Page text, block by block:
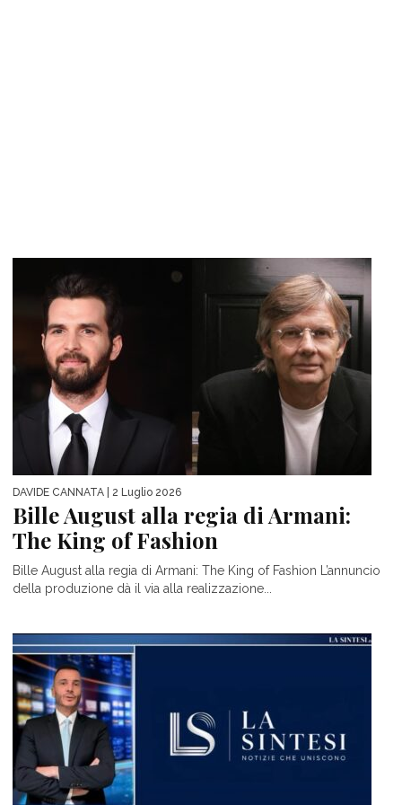
DAVIDE CANNATA | 2 Luglio 2026
Bille August alla regia di Armani:
The King of Fashion
Bille August alla regia di Armani: The King of Fashion L’annuncio
della produzione dà il via alla realizzazione...